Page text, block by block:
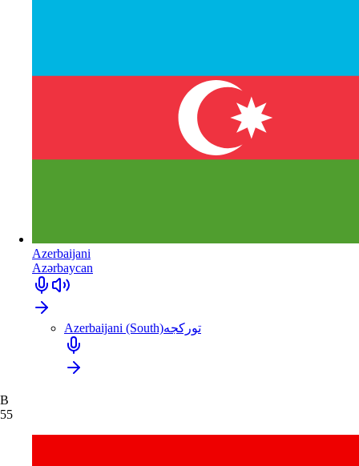
Azerbaijani
Azərbaycan
Azerbaijani (South)تورکجه
B
55